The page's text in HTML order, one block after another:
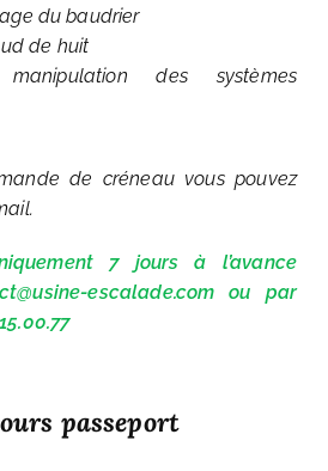
du baudrier
de huit
des systèmes
de créneau vous pouvez
7 jours à l’avance
escalade.com ou par
passeport